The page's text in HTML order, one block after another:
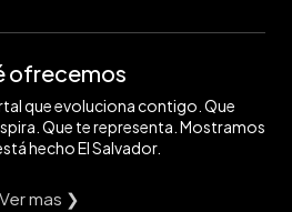
ofrecemos
que evoluciona contigo. Que
Que te representa. Mostramos
hecho El Salvador.
Ver mas ❯